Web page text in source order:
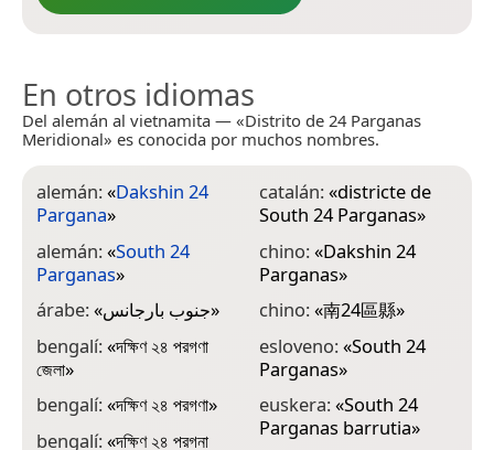
En otros idiomas
Del alemán al vietnamita — «Distrito de 24 Parganas
Meridional» es conocida por muchos nombres.
alemán:«Dakshin 24
Pargana»
alemán:«South 24
Parganas»
árabe:«جنوب بارجانس»
bengalí:«দক্ষিণ ২৪ পরগণা
জেলা»
bengalí:«দক্ষিণ ২৪ পরগণা»
bengalí:«দক্ষিণ ২৪ পরগনা
catalán:«districte de
South 24 Parganas»
chino:«Dakshin 24
Parganas»
chino:«南24區縣»
esloveno:«South 24
Parganas»
euskera:«South 24
Parganas barrutia»